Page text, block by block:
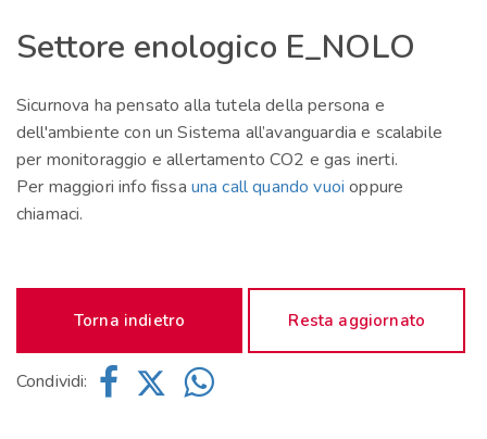
Settore enologico E_NOLO
Sicurnova ha pensato alla tutela della persona e
dell'ambiente con un Sistema all’avanguardia e scalabile
per monitoraggio e allertamento CO2 e gas inerti.
Per maggiori info fissa una call quando vuoi oppure
chiamaci.
Torna indietro Resta aggiornato
Condividi: